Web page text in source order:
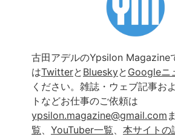
古田アデルのYpsilon Magazine
はTwitterと Blueskyと Googleニ
ください。雑誌・ウェブ記事お
トなどお仕事のご依頼は
ypsilon.magazine@gmail.com
覧
YouTuber一覧
本サイトの